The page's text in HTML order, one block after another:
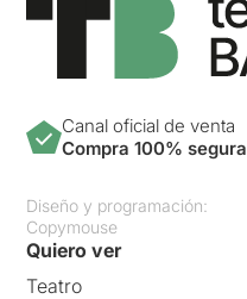
Canal oficial de venta
Compra 100% segura
Diseño y programación:
Copymouse
Quiero ver
Teatro